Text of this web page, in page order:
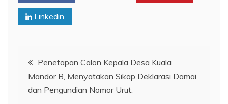
Linkedin
Navigasi
pos
Penetapan Calon Kepala Desa Kuala
Mandor B, Menyatakan Sikap Deklarasi Damai
dan Pengundian Nomor Urut.